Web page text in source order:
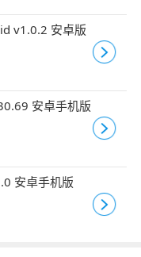
v1.0.2 安卓版
安卓手机版
安卓手机版